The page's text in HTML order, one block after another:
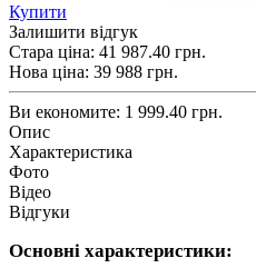
Купити
Залишити відгук
Стара ціна: 41 987.40 грн.
Нова ціна: 39 988 грн.
Ви економите: 1 999.40 грн.
Опис
Характеристика
Фото
Відео
Відгуки
Основні характеристики: